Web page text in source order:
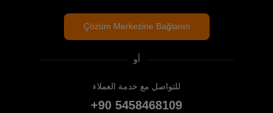
Çözüm Merkezine Bağlanın
أو
للتواصل مع خدمة العملاء
+90 5458468109